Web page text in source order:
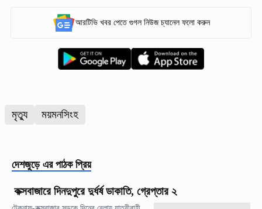
আরটিভি খবর পেতে গুগল নিউজ চ্যানেল ফলো করুন
মৃত্যু ময়মনসিংহ
দেশজুড়ে এর পাঠক প্রিয়
কক্সবাজারে দিনদুপুরে দুর্ধর্ষ ডাকাতি, গ্রেপ্তার ২